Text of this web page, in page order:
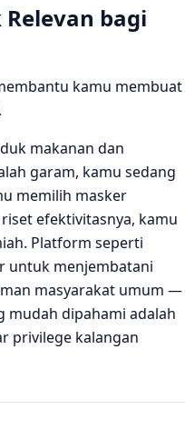
Relevan bagi
kamu membuat
makanan dan
garam, kamu sedang
memilih masker
efektivitasnya, kamu
Platform seperti
untuk menjembatani
masyarakat umum —
mudah dipahami adalah
privilege kalangan